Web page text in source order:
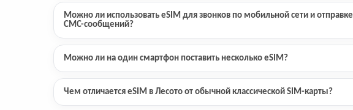
Можно ли использовать eSIM для звонков по мобильной сети и отправке
СМС-сообщений?
Можно ли на один смартфон поставить несколько eSIM?
Чем отличается eSIM в Лесото от обычной классической SIM-карты?